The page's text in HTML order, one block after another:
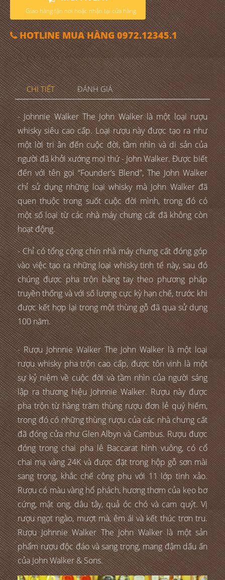
Giao hàng tận nơi hoặc nhận tại cửa hàng
HOTLINE MUA HÀNG 0972.12345.1
CHI TIẾT ĐÁNH GIÁ
- Johnnie Walker The John Walker là một loại rượu
whisky siêu cao cấp. Loại rượu này được tạo ra như
một lời tri ân đến cuộc đời, tầm nhìn và di sản của
người đã khởi xướng mọi thứ - John Walker. Được biết
đến với tên gọi “Founder’s Blend”, The John Walker
chỉ sử dụng những loại whisky mà John Walker đã
quen thuộc trong suốt cuộc đời mình, trong đó có
một số loại từ các nhà máy chưng cất đã không còn
hoạt động.
- Chỉ có tổng cộng chín nhà máy chưng cất đóng góp
vào việc tạo ra những loại whisky tinh tế này, sau đó
chúng được pha trộn bằng tay theo phương pháp
truyền thống và với số lượng cực kỳ hạn chế, trước khi
được kết hợp lại trong một thùng gỗ đã qua sử dụng
100 năm.
- Rượu Johnnie Walker The John Walker là một loại
rượu whisky pha trộn cao cấp, được tôn vinh là một
sự kỷ niệm về cuộc đời và tầm nhìn của người sáng
lập ra thương hiệu Johnnie Walker. Rượu này được
pha trộn từ hàng trăm thùng rượu đơn lẻ quý hiếm,
trong đó có những thùng rượu của các nhà chưng cất
đã đóng cửa như Glen Albyn và Cambus. Rượu được
đóng trong chai pha lê Baccarat hình vuông, có cổ
chai mạ vàng 24K và được đặt trong hộp gỗ sơn mài
sang trọng, khắc chế công phu với 11 lớp tinh xảo.
Rượu có màu vàng hổ phách, hương thơm của kẹo bơ
cứng, mật ong, dâu tây, quả óc chó và cam quýt. Vị
rượu ngọt ngào, mượt mà, êm ái và kết thúc trơn tru.
Rượu Johnnie Walker The John Walker là một sản
phẩm rượu độc đáo và sang trọng, mang đậm dấu ấn
của John Walker & Sons.